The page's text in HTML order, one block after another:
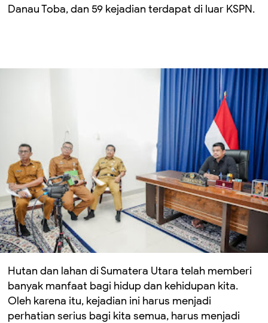
Danau Toba, dan 59 kejadian terdapat di luar KSPN.
Hutan dan lahan di Sumatera Utara telah memberi
banyak manfaat bagi hidup dan kehidupan kita.
Oleh karena itu, kejadian ini harus menjadi
perhatian serius bagi kita semua, harus menjadi